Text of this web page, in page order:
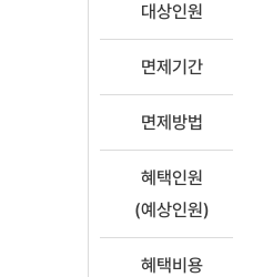
대상인원
면제기간
면제방법
혜택인원
(예상인원)
혜택비용